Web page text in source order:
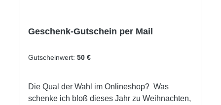
Geschenk-Gutschein per Mail
Gutscheinwert: 50 €
Die Qual der Wahl im Onlineshop? Was
schenke ich bloß dieses Jahr zu Weihnachten,